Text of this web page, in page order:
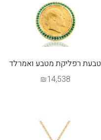
טבעת רפליקת מטבע ואמרלד
₪14,538